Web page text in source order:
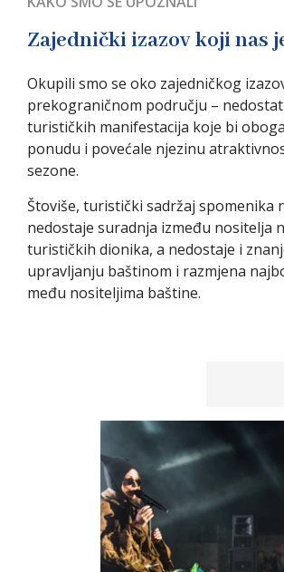
Zajednički izazov koji nas
Okupili smo se oko zajedničkog
prekograničnom području –
turističkih manifestacija koje bi
ponudu i povećale njezinu
sezone.
Štoviše, turistički sadržaj spomenika
nedostaje suradnja između nositelja
turističkih dionika, a nedostaje i
upravljanju baštinom i razmjena
među nositeljima baštine.